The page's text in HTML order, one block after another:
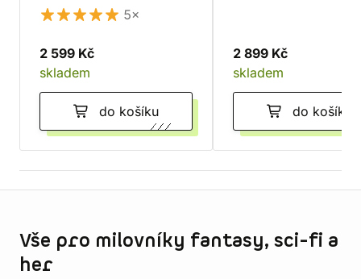
5×
2 599 Kč
skladem
do košíku
2 899 Kč
skladem
do košíku
Vše pro milovníky fantasy, sci-fi a
her